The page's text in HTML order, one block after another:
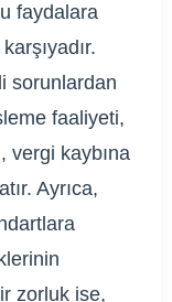
faydalara
sorunlardan
faaliyeti,
vergi kaybına
Ayrıca,
zorluk ise,